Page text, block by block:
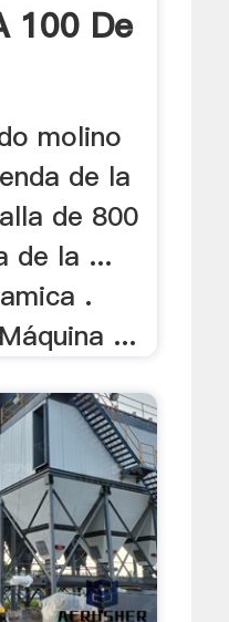
100 De
molino
de la
de 800
de la ...
.
...